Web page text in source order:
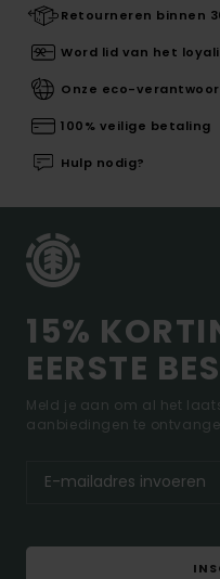
Retourneren binnen
Word lid van het
Onze eco-
100% veilige betaling
Hulp nodig?
15%
EERSTE
Meld je aan om al het
aanbiedingen te